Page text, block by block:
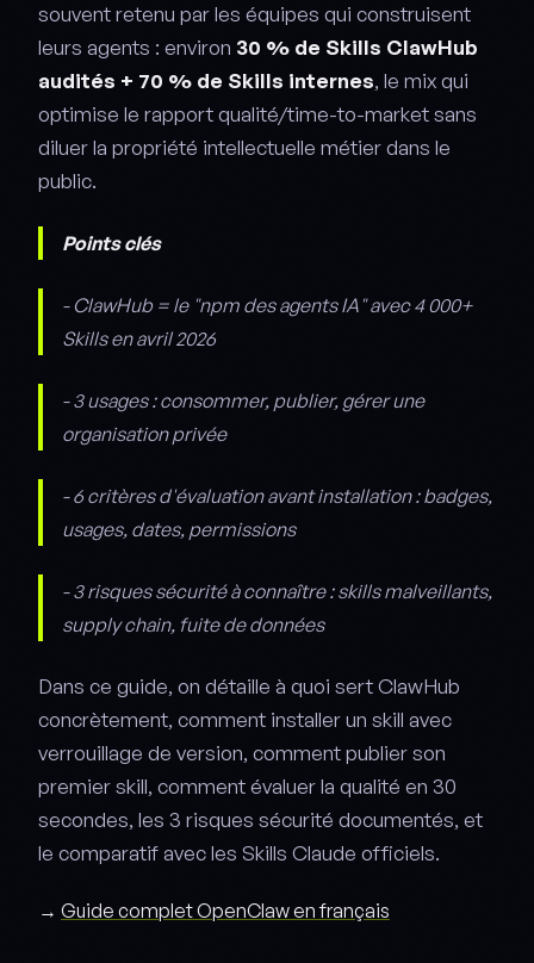
souvent retenu par les équipes qui construisent
leurs agents : environ 30 % de Skills ClawHub
audités + 70 % de Skills internes, le mix qui
optimise le rapport qualité/time-to-market sans
diluer la propriété intellectuelle métier dans le
public.
Points clés
- ClawHub = le "npm des agents IA" avec 4 000+
Skills en avril 2026
- 3 usages : consommer, publier, gérer une
organisation privée
- 6 critères d'évaluation avant installation : badges,
usages, dates, permissions
- 3 risques sécurité à connaître : skills malveillants,
supply chain, fuite de données
Dans ce guide, on détaille à quoi sert ClawHub
concrètement, comment installer un skill avec
verrouillage de version, comment publier son
premier skill, comment évaluer la qualité en 30
secondes, les 3 risques sécurité documentés, et
le comparatif avec les Skills Claude officiels.
→ Guide complet OpenClaw en français